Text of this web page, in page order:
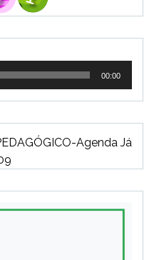
00:00
Agenda Já